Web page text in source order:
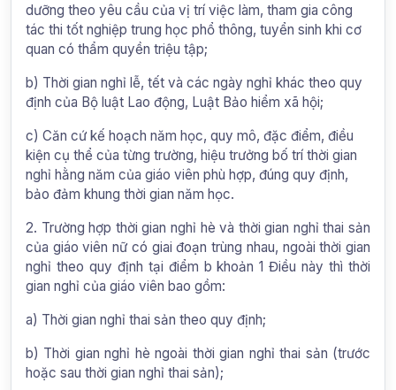
dưỡng theo yêu cầu của vị trí việc làm, tham gia công
tác thi tốt nghiệp trung học phổ thông, tuyển sinh khi cơ
quan có thẩm quyền triệu tập;
b) Thời gian nghỉ lễ, tết và các ngày nghỉ khác theo quy
định của Bộ luật Lao động, Luật Bảo hiểm xã hội;
c) Căn cứ kế hoạch năm học, quy mô, đặc điểm, điều
kiện cụ thể của từng trường, hiệu trưởng bố trí thời gian
nghỉ hằng năm của giáo viên phù hợp, đúng quy định,
bảo đảm khung thời gian năm học.
2. Trường hợp thời gian nghỉ hè và thời gian nghỉ thai sản
của giáo viên nữ có giai đoạn trùng nhau, ngoài thời gian
nghỉ theo quy định tại điểm b khoản 1 Điều này thì thời
gian nghỉ của giáo viên bao gồm:
a) Thời gian nghỉ thai sản theo quy định;
b) Thời gian nghỉ hè ngoài thời gian nghỉ thai sản (trước
hoặc sau thời gian nghỉ thai sản);